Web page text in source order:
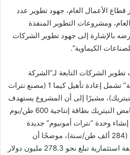
قطاع الأعمال العام، جهود تطوير عدد
ومشروعات التطوير المنفذة
بالإشارة إلى جهود تطوير الشركات
الكيماوية”.
الشركات التابعة لـ”الشركة
القابضة للصناعات الكيماوية” تشمل إعادة تأهيل كيما 1 (مصنع نترات
مشيرًا إلى أن المشروع يستهدف
إنشاء وحدة جديدة لإنتاج حامض النيتريك بطاقة إنتاجية 600 طن/يوم
إنشاء وحدة “نترات أمونيوم” جديدة
بطاقة إنتاجية 800 طن/يوم (284 ألف طن/سنة)، موضحًا أن
المشروع قد بدأ بالفعل بتكلفة استثمارية تبلغ نحو 278.3 مليون دولار